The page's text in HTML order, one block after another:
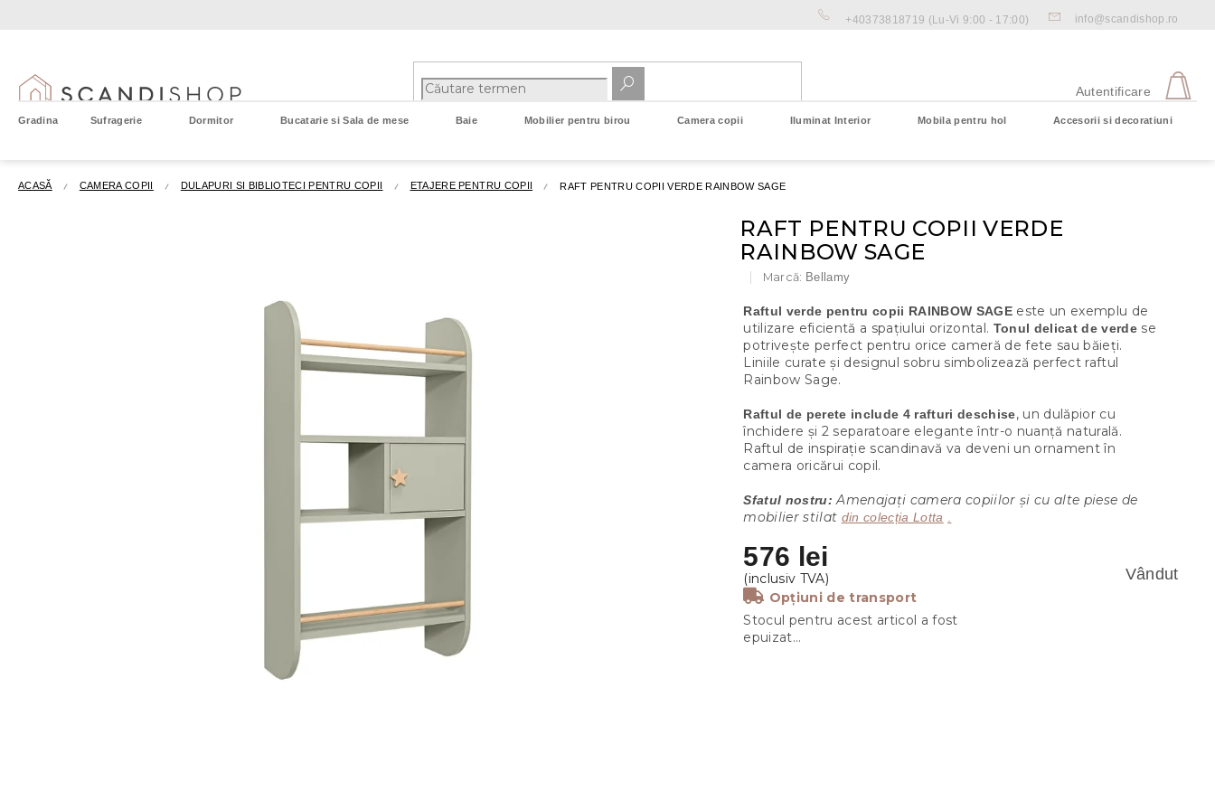
+40373818719 (Lu-Vi 9:00 - 17:00) info@scandishop.ro
Autentificare
Gradina Sufragerie Dormitor Bucatarie si Sala de mese Baie Mobilier pentru birou Camera copii Iluminat Interior Mobila pentru hol Accesorii si decoratiuni
ACASĂ CAMERA COPII DULAPURI SI BIBLIOTECI PENTRU COPII ETAJERE PENTRU COPII RAFT PENTRU COPII VERDE RAINBOW SAGE
RAFT PENTRU COPII VERDE
RAINBOW SAGE
Marcă: Bellamy
576 lei
Vândut
Opțiuni de transport
Stocul pentru acest articol a fost
epuizat…
Raftul verde pentru copii RAINBOW SAGE este un exemplu de
utilizare eficientă a spațiului orizontal. Tonul delicat de verde se
potrivește perfect pentru orice cameră de fete sau băieți.
Liniile curate și designul sobru simbolizează perfect raftul
Rainbow Sage.
Raftul de perete include 4 rafturi deschise, un dulăpior cu
închidere și 2 separatoare elegante într-o nuanță naturală.
Raftul de inspirație scandinavă va deveni un ornament în
camera oricărui copil.
Sfatul nostru: Amenajați camera copiilor și cu alte piese de
mobilier stilat din colecția Lotta